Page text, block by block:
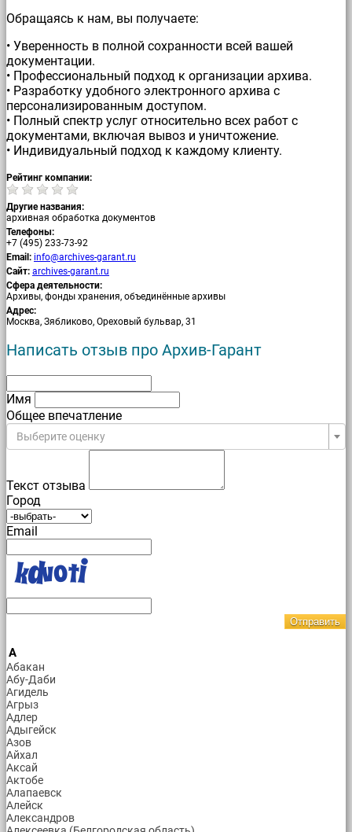
Обращаясь к нам, вы получаете:
• Уверенность в полной сохранности всей вашей
документации.
• Профессиональный подход к организации архива.
• Разработку удобного электронного архива с
персонализированным доступом.
• Полный спектр услуг относительно всех работ с
документами, включая вывоз и уничтожение.
• Индивидуальный подход к каждому клиенту.
Рейтинг компании:
Другие названия:
архивная обработка документов
Телефоны:
+7 (495) 233-73-92
Email: info@archives-garant.ru
Сайт: archives-garant.ru
Сфера деятельности:
Архивы, фонды хранения, объединённые архивы
Адрес:
Москва, Зябликово, Ореховый бульвар, 31
Написать отзыв про Архив-Гарант
Имя
Общее впечатление
Выберите оценку
Текст отзыва
Город
Email
Отправить
А
Абакан
Абу-Даби
Агидель
Агрыз
Адлер
Адыгейск
Азов
Айхал
Аксай
Актобе
Алапаевск
Алейск
Александров